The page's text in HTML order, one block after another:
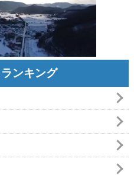
ンキング